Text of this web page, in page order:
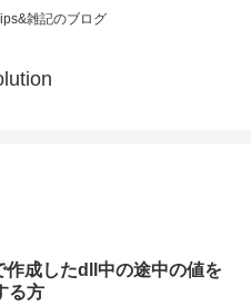
雑記のブログ
作成したdll中の途中の値を
る方